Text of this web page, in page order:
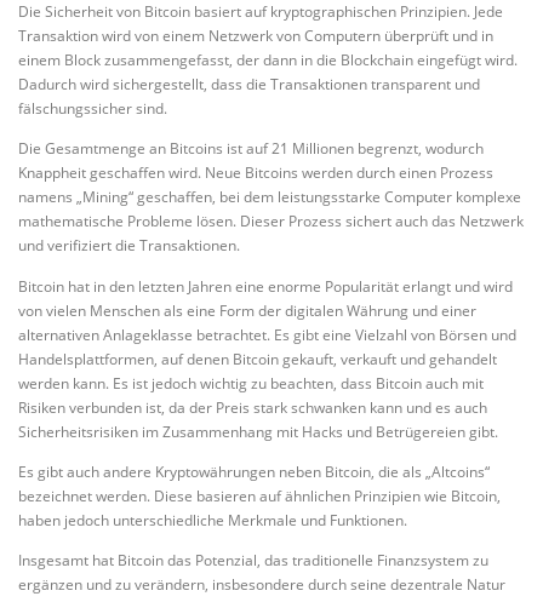
Die Sicherheit von Bitcoin basiert auf kryptographischen Prinzipien. Jede
Transaktion wird von einem Netzwerk von Computern überprüft und in
einem Block zusammengefasst, der dann in die Blockchain eingefügt wird.
Dadurch wird sichergestellt, dass die Transaktionen transparent und
fälschungssicher sind.
Die Gesamtmenge an Bitcoins ist auf 21 Millionen begrenzt, wodurch
Knappheit geschaffen wird. Neue Bitcoins werden durch einen Prozess
namens „Mining“ geschaffen, bei dem leistungsstarke Computer komplexe
mathematische Probleme lösen. Dieser Prozess sichert auch das Netzwerk
und verifiziert die Transaktionen.
Bitcoin hat in den letzten Jahren eine enorme Popularität erlangt und wird
von vielen Menschen als eine Form der digitalen Währung und einer
alternativen Anlageklasse betrachtet. Es gibt eine Vielzahl von Börsen und
Handelsplattformen, auf denen Bitcoin gekauft, verkauft und gehandelt
werden kann. Es ist jedoch wichtig zu beachten, dass Bitcoin auch mit
Risiken verbunden ist, da der Preis stark schwanken kann und es auch
Sicherheitsrisiken im Zusammenhang mit Hacks und Betrügereien gibt.
Es gibt auch andere Kryptowährungen neben Bitcoin, die als „Altcoins“
bezeichnet werden. Diese basieren auf ähnlichen Prinzipien wie Bitcoin,
haben jedoch unterschiedliche Merkmale und Funktionen.
Insgesamt hat Bitcoin das Potenzial, das traditionelle Finanzsystem zu
ergänzen und zu verändern, insbesondere durch seine dezentrale Natur